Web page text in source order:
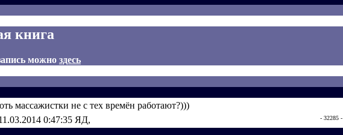
книга
можно здесь
массажистки не с тех времён работают?)))
0:47:35 ЯД, - 32285 -